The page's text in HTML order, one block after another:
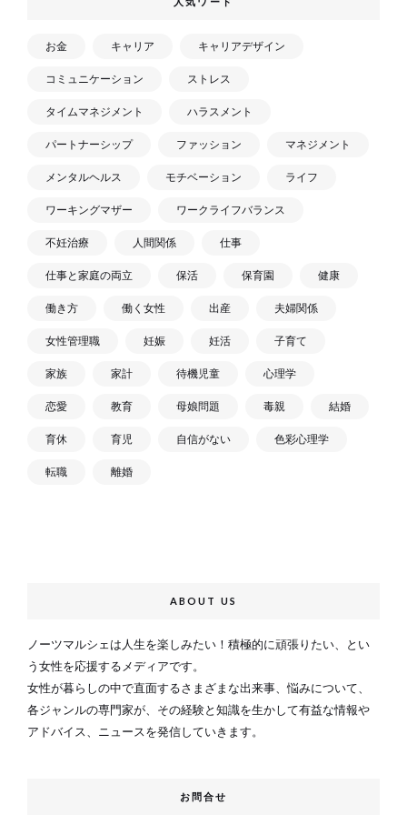
お金 キャリア キャリアデザイン
コミュニケーション ストレス
タイムマネジメント ハラスメント
パートナーシップ ファッション マネジメント
メンタルヘルス モチベーション ライフ
ワーキングマザー ワークライフバランス
不妊治療 人間関係 仕事
仕事と家庭の両立 保活 保育園 健康
働き方 働く女性 出産 夫婦関係
女性管理職 妊娠 妊活 子育て
家族 家計 待機児童 心理学
恋愛 教育 母娘問題 毒親 結婚
育休 育児 自信がない 色彩心理学
転職 離婚
ABOUT US
ノーツマルシェは人生を楽しみたい！積極的に頑張りたい、とい
う女性を応援するメディアです。
女性が暮らしの中で直面するさまざまな出来事、悩みについて、
各ジャンルの専門家が、その経験と知識を生かして有益な情報や
アドバイス、ニュースを発信していきます。
お問合せ